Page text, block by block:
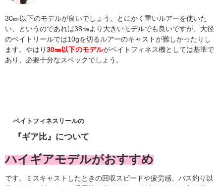
30㎜以下のモデルが良いでしょう。とにかく重いルアーを使いた
い、というのであれば38㎜より大きいモデルでも良いですが、大径
のベイトリールでは10gを切るルアーのキャストが難しかったりし
ます。やはり 30㎜以下のモデルがベイトフィネス機としては基準で
あり、必要十分なスペックでしょう。
ベイトフィネスリールの
『ギア比』について
ハイギアモデルがおすすめ
です。ミスキャストしたときの回収スピードや疲労感、バス釣り以